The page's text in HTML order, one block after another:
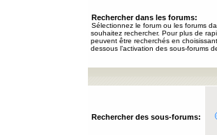
Rechercher dans les forums:
Sélectionnez le forum ou les forums
souhaitez rechercher. Pour plus de
peuvent être recherchés en
dessous l’activation des sous-forums
Rechercher des sous-forums: